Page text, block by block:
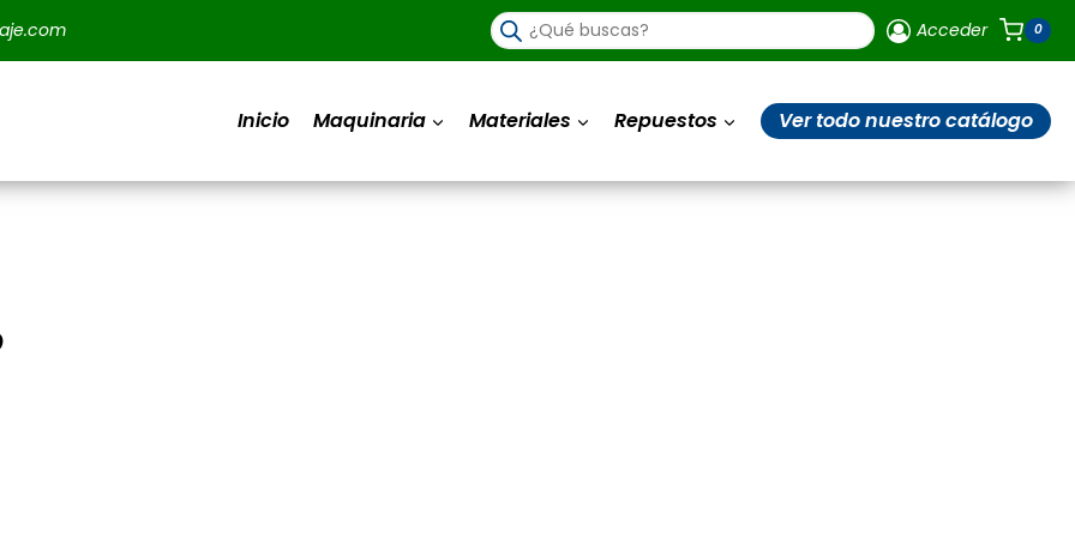
Búsqueda
de
productos
Acceder 0
Inicio Maquinaria Materiales Repuestos Ver todo nuestro catálogo